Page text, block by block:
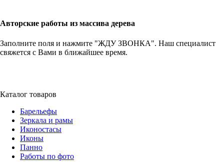
Авторские работы из массива дерева
Заполните поля и нажмите "ЖДУ ЗВОНКА". Наш специалист
свяжется с Вами в ближайшее время.
Каталог товаров
Барельефы
Зеркала и рамы
Иконостасы
Иконы
Панно
Работы по фото